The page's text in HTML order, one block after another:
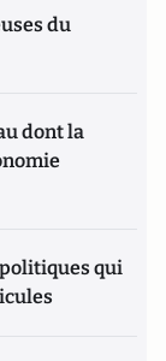
du
dont la
qui